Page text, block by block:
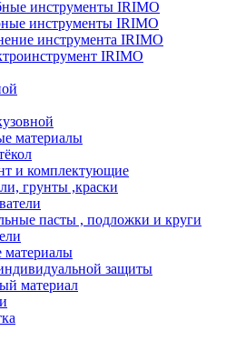
инструменты IRIMO
инструменты IRIMO
инструмента IRIMO
IRIMO
материалы
и комплектующие
грунты ,краски
пасты , подложки и круги
материалы
защиты
материал